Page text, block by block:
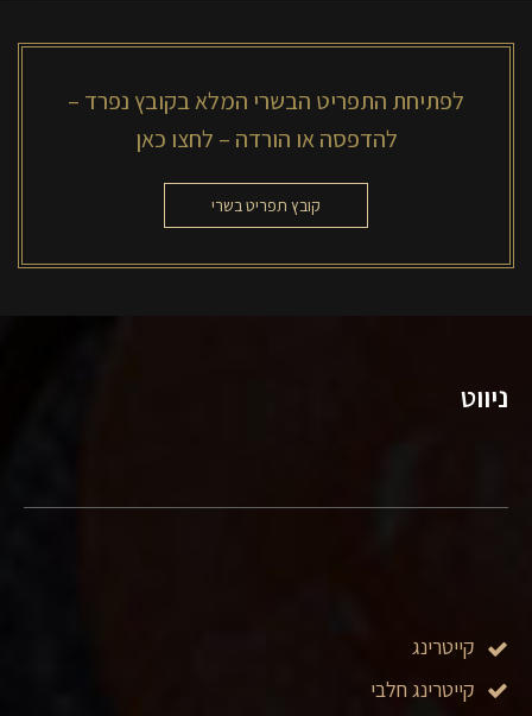
קובץ תפריט בשרי
לפתיחת התפריט הבשרי המלא בקובץ נפרד –
להדפסה או הורדה – לחצו כאן
ניווט
קייטרינג
קייטרינג חלבי